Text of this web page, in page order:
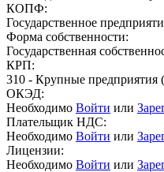
КОПФ:
Государственное
Форма собственности:
Государственная
КРП:
310 - Крупные предприятия
ОКЭД:
Необходимо Войти или
Плательщик НДС:
Необходимо Войти или
Лицензии:
Необходимо Войти или